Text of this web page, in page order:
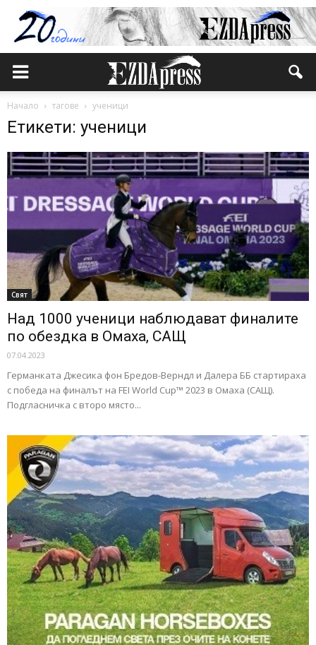
Начало тагове ученици
Етикети: ученици
Свят
Над 1000 ученици наблюдават финалите
по обездка в Омаха, САЩ
07.04.2023
Германката Джесика фон Бредов-Верндл и Далера ББ стартираха
с победа на финалът на FEI World Cup™ 2023 в Омаха (САЩ).
Подгласничка с второ място...